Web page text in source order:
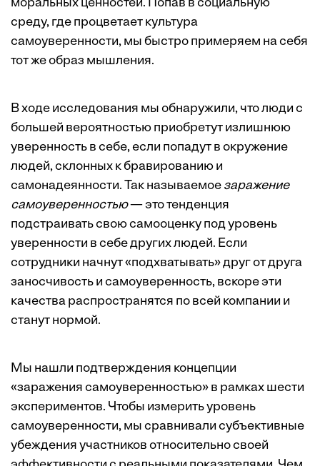
моральных ценностей. Попав в социальную
среду, где процветает культура
самоуверенности, мы быстро примеряем на себя
тот же образ мышления.
В ходе исследования мы обнаружили, что люди с
большей вероятностью приобретут излишнюю
уверенность в себе, если попадут в окружение
людей, склонных к бравированию и
самонадеянности. Так называемое заражение
самоуверенностью— это тенденция
подстраивать свою самооценку под уровень
уверенности в себе других людей. Если
сотрудники начнут «подхватывать» друг от друга
заносчивость и самоуверенность, вскоре эти
качества распространятся по всей компании и
станут нормой.
Мы нашли подтверждения концепции
«заражения самоуверенностью» в рамках шести
экспериментов. Чтобы измерить уровень
самоуверенности, мы сравнивали субъективные
убеждения участников относительно своей